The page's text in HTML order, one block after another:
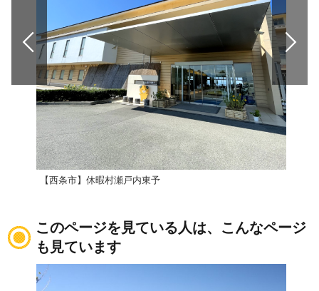
【西条市】休暇村瀬戸内東予
このページを見ている人は、こんなページ
も見ています